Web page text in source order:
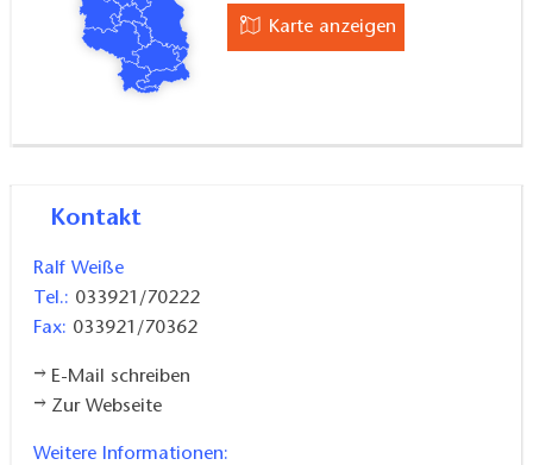
Karte anzeigen
Kontakt
Ralf Weiße
Tel.: 033921/70222
Fax: 033921/70362
E-Mail schreiben
Zur Webseite
Weitere Informationen: